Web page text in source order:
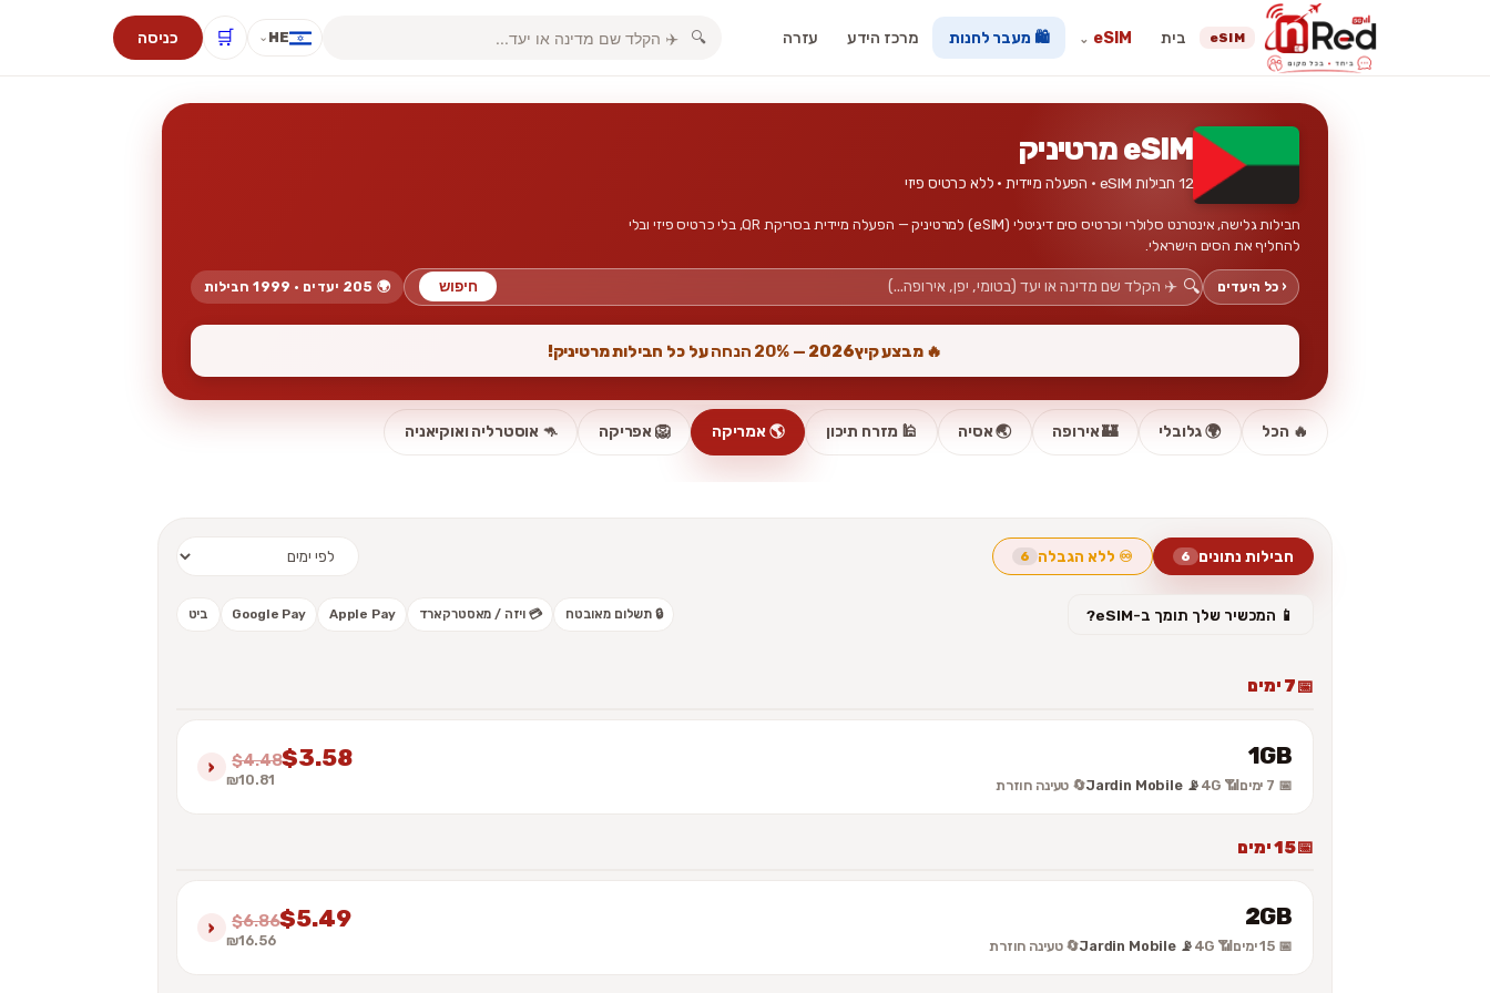
eSIM בית eSIM
⌄ 🛍️ מעבר לחנות מרכז הידע עזרה 🔍
HE
⌄
🛒 כניסה
eSIM מרטיניק
12 חבילות eSIM · הפעלה מיידית · ללא כרטיס פיזי
חבילות גלישה, אינטרנט סלולרי וכרטיס סים דיגיטלי (eSIM) למרטיניק — הפעלה מיידית בסריקת QR, בלי כרטיס פיזי ובלי
להחליף את הסים הישראלי.
‹ כל היעדים 🔍 חיפוש 🌍 205 יעדים · 1999 חבילות
🔥 מבצע קיץ2026 — 20% הנחה על כל חבילות מרטיניק!
🔥 הכל 🌍 גלובלי 🏰 אירופה 🌏 אסיה 🕌 מזרח תיכון 🌎 אמריקה 🦁 אפריקה 🦘 אוסטרליה ואוקיאניה
חבילות נתונים 6 ♾️ ללא הגבלה 6
📱 המכשיר שלך תומך ב-eSIM? 🔒 תשלום מאובטח 💳 ויזה / מאסטרקארד Apple Pay
Google Pay ביט
7 ימים
1GB
📅 7 ימים 📶 4G
📡 Jardin Mobile 🔄 טעינה חוזרת
$4.48$3.58
₪10.81
›
15 ימים
2GB
📅 15 ימים 📶 4G
📡 Jardin Mobile 🔄 טעינה חוזרת
$6.86$5.49
₪16.56
›